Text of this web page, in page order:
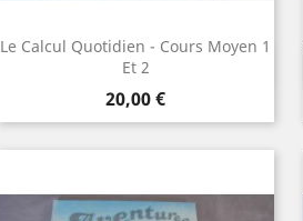
Le Calcul Quotidien - Cours Moyen 1
Et 2
Prix
20,00 €
Aperçu rapide